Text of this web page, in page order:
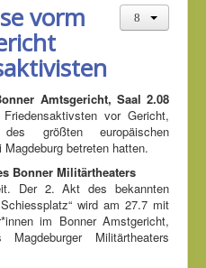
vorm
Amtsgericht, Saal 2.08
vor Gericht,
größten europäischen
betreten hatten.
Bonner Militärtheaters
Der 2. Akt des bekannten
wird am 27.7 mit
im Bonner Amstgericht,
Militärtheaters